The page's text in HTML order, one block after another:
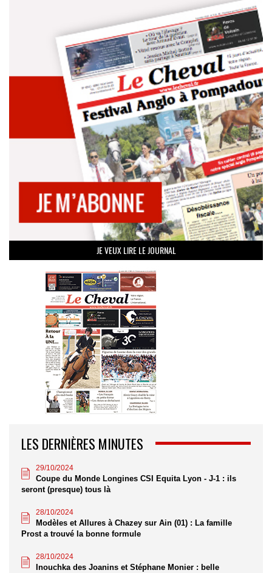
JE VEUX LIRE LE JOURNAL
LES DERNIÈRES MINUTES
29/10/2024
Coupe du Monde Longines CSI Equita Lyon - J-1 : ils
seront (presque) tous là
28/10/2024
Modèles et Allures à Chazey sur Ain (01) : La famille
Prost a trouvé la bonne formule
28/10/2024
Inouchka des Joanins et Stéphane Monier : belle